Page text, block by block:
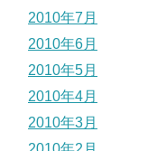
2010年7月
2010年6月
2010年5月
2010年4月
2010年3月